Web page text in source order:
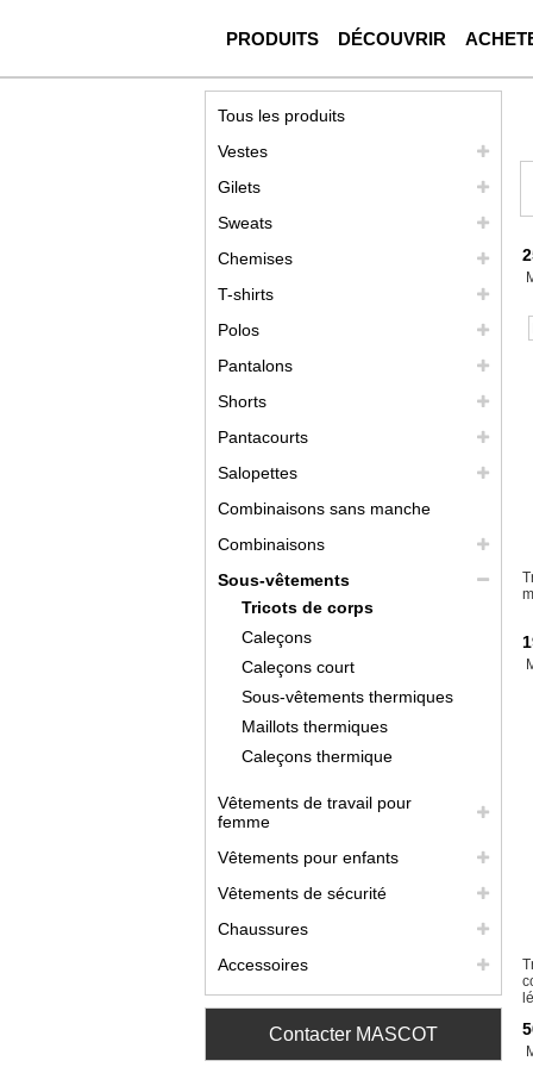
PRODUITS DÉCOUVRIR
Tous les produits
Vestes
Gilets
Sweats
Chemises
T-shirts
Polos
Pantalons
Shorts
Pantacourts
Salopettes
Combinaisons sans manche
Combinaisons
Sous-vêtements
Tricots de corps
Caleçons
Caleçons court
Sous-vêtements thermiques
Maillots thermiques
Caleçons thermique
Vêtements de travail pour
femme
Vêtements pour enfants
Vêtements de sécurité
Chaussures
Accessoires
Contacter MASCOT